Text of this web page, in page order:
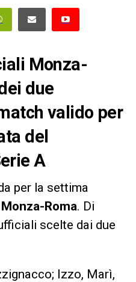
Monza-
due
valido per
del
A
per la settima
Monza-Roma. Di
scelte dai due
Izzo, Marì,